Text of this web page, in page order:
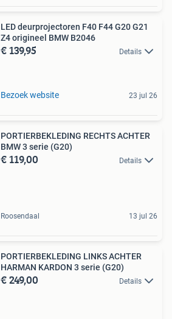
LED deurprojectoren F40 F44 G20 G21
Z4 origineel BMW B2046
€ 139,95 Details
Bezoek website 23 jul 26
PORTIERBEKLEDING RECHTS ACHTER
BMW 3 serie (G20)
€ 119,00 Details
Roosendaal 13 jul 26
PORTIERBEKLEDING LINKS ACHTER
HARMAN KARDON 3 serie (G20)
€ 249,00 Details